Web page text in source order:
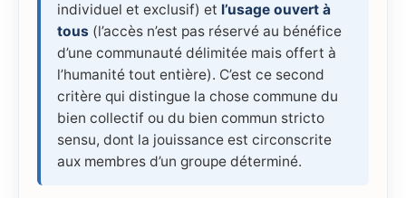
individuel et exclusif) et l’usage ouvert à
tous (l’accès n’est pas réservé au bénéfice
d’une communauté délimitée mais offert à
l’humanité tout entière). C’est ce second
critère qui distingue la chose commune du
bien collectif ou du bien commun stricto
sensu, dont la jouissance est circonscrite
aux membres d’un groupe déterminé.